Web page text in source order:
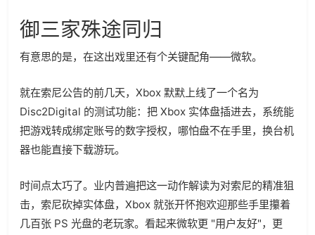
御三家殊途同归
有意思的是，在这出戏里还有个关键配角——微软。
就在索尼公告的前几天，Xbox 默默上线了一个名为
Disc2Digital 的测试功能：把 Xbox 实体盘插进去，系统能
把游戏转成绑定账号的数字授权，哪怕盘不在手里，换台机
器也能直接下载游玩。
时间点太巧了。业内普遍把这一动作解读为对索尼的精准狙
击，索尼砍掉实体盘，Xbox 就张开怀抱欢迎那些手里攥着
几百张 PS 光盘的老玩家。看起来微软更 "用户友好"，更